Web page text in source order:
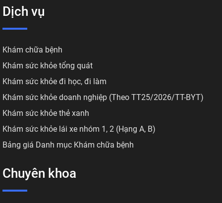
Dịch vụ
Khám chữa bệnh
Khám sức khỏe tổng quát
Khám sức khỏe đi học, đi làm
Khám sức khỏe doanh nghiệp (Theo TT25/2026/TT-BYT)
Khám sức khỏe thẻ xanh
Khám sức khỏe lái xe nhóm 1, 2 (Hạng A, B)
Bảng giá Danh mục Khám chữa bệnh
Chuyên khoa